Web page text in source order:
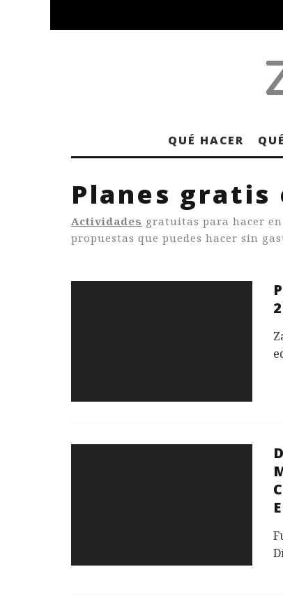
QUÉ HACER
Planes gratis
Actividades gratuitas para hacer en
propuestas que puedes hacer sin